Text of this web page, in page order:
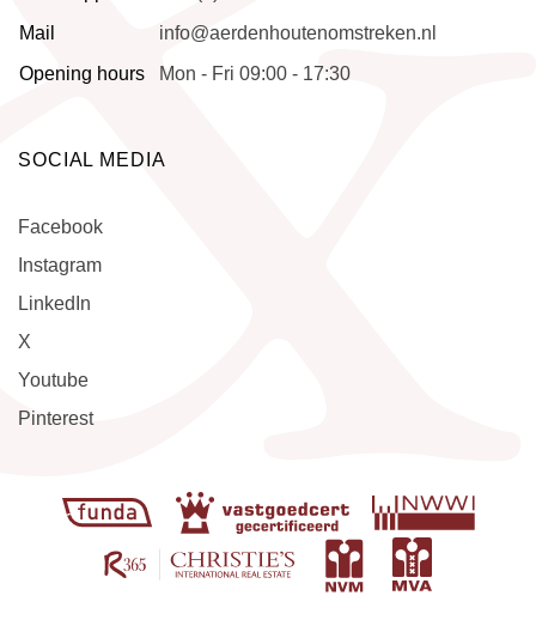
Mail
info@aerdenhoutenomstreken.nl
Opening hours
Mon - Fri 09:00 - 17:30
SOCIAL MEDIA
Facebook
Instagram
LinkedIn
X
Youtube
Pinterest